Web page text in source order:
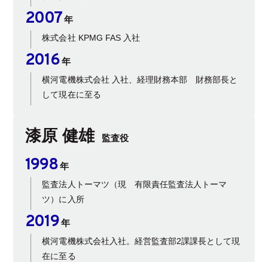
2007 年
株式会社 KPMG FAS 入社
2016 年
横河電機株式会社 入社、経理財務本部 財務部長と
して現在に至る
漆原 健雄 監査役
1998 年
監査法人トーマツ（現 有限責任監査法人トーマ
ツ）に入所
2019 年
横河電機株式会社入社。経営監査部2課課長として現
在に至る